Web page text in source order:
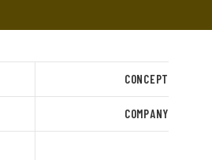
CONCEPT
COMPANY